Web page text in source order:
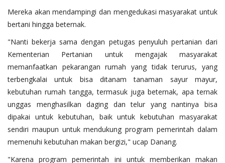
Mereka akan mendampingi dan mengedukasi masyarakat untuk
bertani hingga beternak.
"Nanti bekerja sama dengan petugas penyuluh pertanian dari
Kementerian Pertanian untuk mengajak masyarakat
memanfaatkan pekarangan rumah yang tidak terurus, yang
terbengkalai untuk bisa ditanam tanaman sayur mayur,
kebutuhan rumah tangga, termasuk juga beternak, apa ternak
unggas menghasilkan daging dan telur yang nantinya bisa
dipakai untuk kebutuhan, baik untuk kebutuhan masyarakat
sendiri maupun untuk mendukung program pemerintah dalam
memenuhi kebutuhan makan bergizi," ucap Danang.
"Karena program pemerintah ini untuk memberikan makan